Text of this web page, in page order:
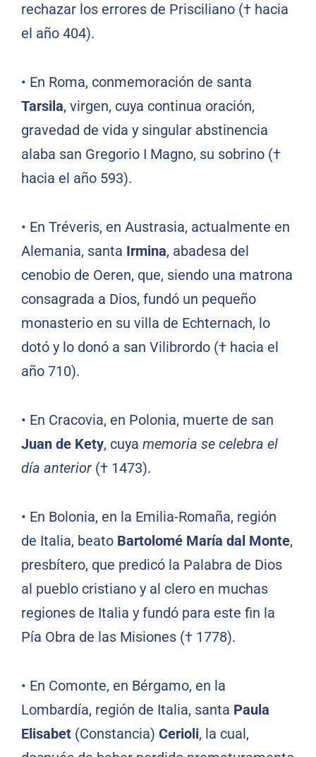
rechazar los errores de Prisciliano († hacia
el año 404).
• En Roma, conmemoración de santa
Tarsila, virgen, cuya continua oración,
gravedad de vida y singular abstinencia
alaba san Gregorio I Magno, su sobrino (†
hacia el año 593).
• En Tréveris, en Austrasia, actualmente en
Alemania, santa Irmina, abadesa del
cenobio de Oeren, que, siendo una matrona
consagrada a Dios, fundó un pequeño
monasterio en su villa de Echternach, lo
dotó y lo donó a san Vilibrordo († hacia el
año 710).
• En Cracovia, en Polonia, muerte de san
Juan de Kety, cuya memoria se celebra el
día anterior († 1473).
• En Bolonia, en la Emilia-Romaña, región
de Italia, beato Bartolomé María dal Monte,
presbítero, que predicó la Palabra de Dios
al pueblo cristiano y al clero en muchas
regiones de Italia y fundó para este fin la
Pía Obra de las Misiones († 1778).
• En Comonte, en Bérgamo, en la
Lombardía, región de Italia, santa Paula
Elisabet (Constancia) Cerioli, la cual,